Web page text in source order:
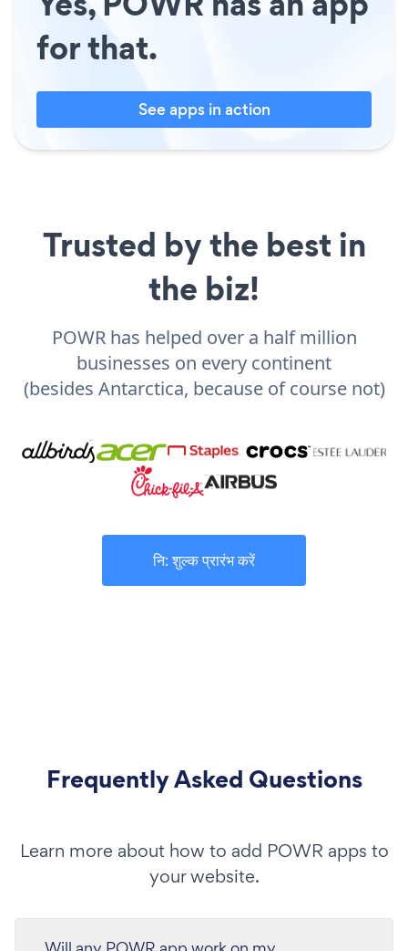
for that.
See apps in action
Trusted by the best in
the biz!
POWR has helped over a half million
businesses on every continent
(besides Antarctica, because of course not)
नि: शुल्क प्रारंभ करें
Frequently Asked Questions
Learn more about how to add POWR apps to
your website.